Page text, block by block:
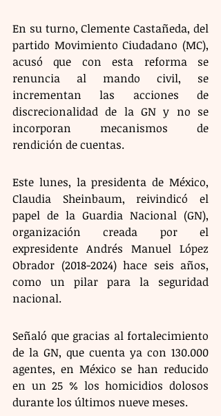
En su turno, Clemente Castañeda, del
partido Movimiento Ciudadano (MC),
acusó que con esta reforma se
renuncia al mando civil, se
incrementan las acciones de
discrecionalidad de la GN y no se
incorporan mecanismos de
rendición de cuentas.
Este lunes, la presidenta de México,
Claudia Sheinbaum, reivindicó el
papel de la Guardia Nacional (GN),
organización creada por el
expresidente Andrés Manuel López
Obrador (2018-2024) hace seis años,
como un pilar para la seguridad
nacional.
Señaló que gracias al fortalecimiento
de la GN, que cuenta ya con 130.000
agentes, en México se han reducido
en un 25 % los homicidios dolosos
durante los últimos nueve meses.